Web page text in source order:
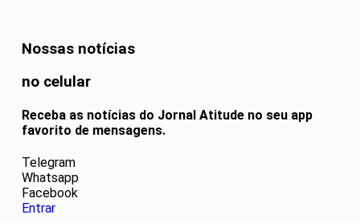
Nossas notícias
no celular
Receba as notícias do Jornal Atitude no seu app
favorito de mensagens.
Telegram
Whatsapp
Facebook
Entrar